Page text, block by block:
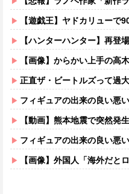
【遊戯王】ヤドカリューで
【ハンターハンター】再登
【画像】からかい上手の高木さ
正直ザ・ビートルズって過
フィギュアの出来の良い悪
【動画】熊本地震で突然発
フィギュアの出来の良い悪
【画像】外国人「海外だと